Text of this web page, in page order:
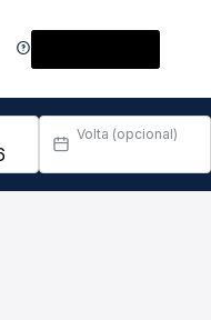
Volta (opcional)